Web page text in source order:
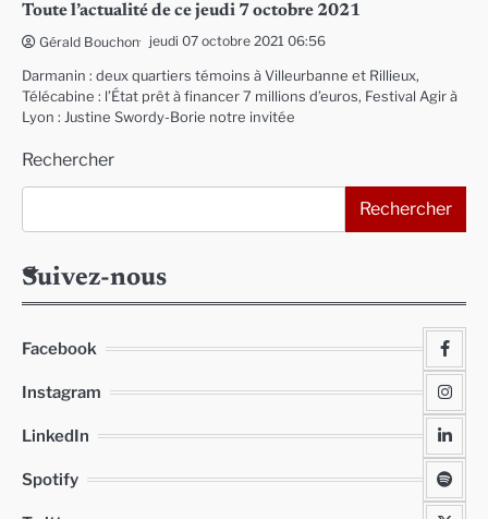
Toute l’actualité de ce jeudi 7 octobre 2021
Gérald Bouchon jeudi 07 octobre 2021 06:56
Darmanin : deux quartiers témoins à Villeurbanne et Rillieux,
Télécabine : l’État prêt à financer 7 millions d’euros, Festival Agir à
Lyon : Justine Swordy-Borie notre invitée
Rechercher
Rechercher
Suivez-nous
Facebook
Instagram
LinkedIn
Spotify